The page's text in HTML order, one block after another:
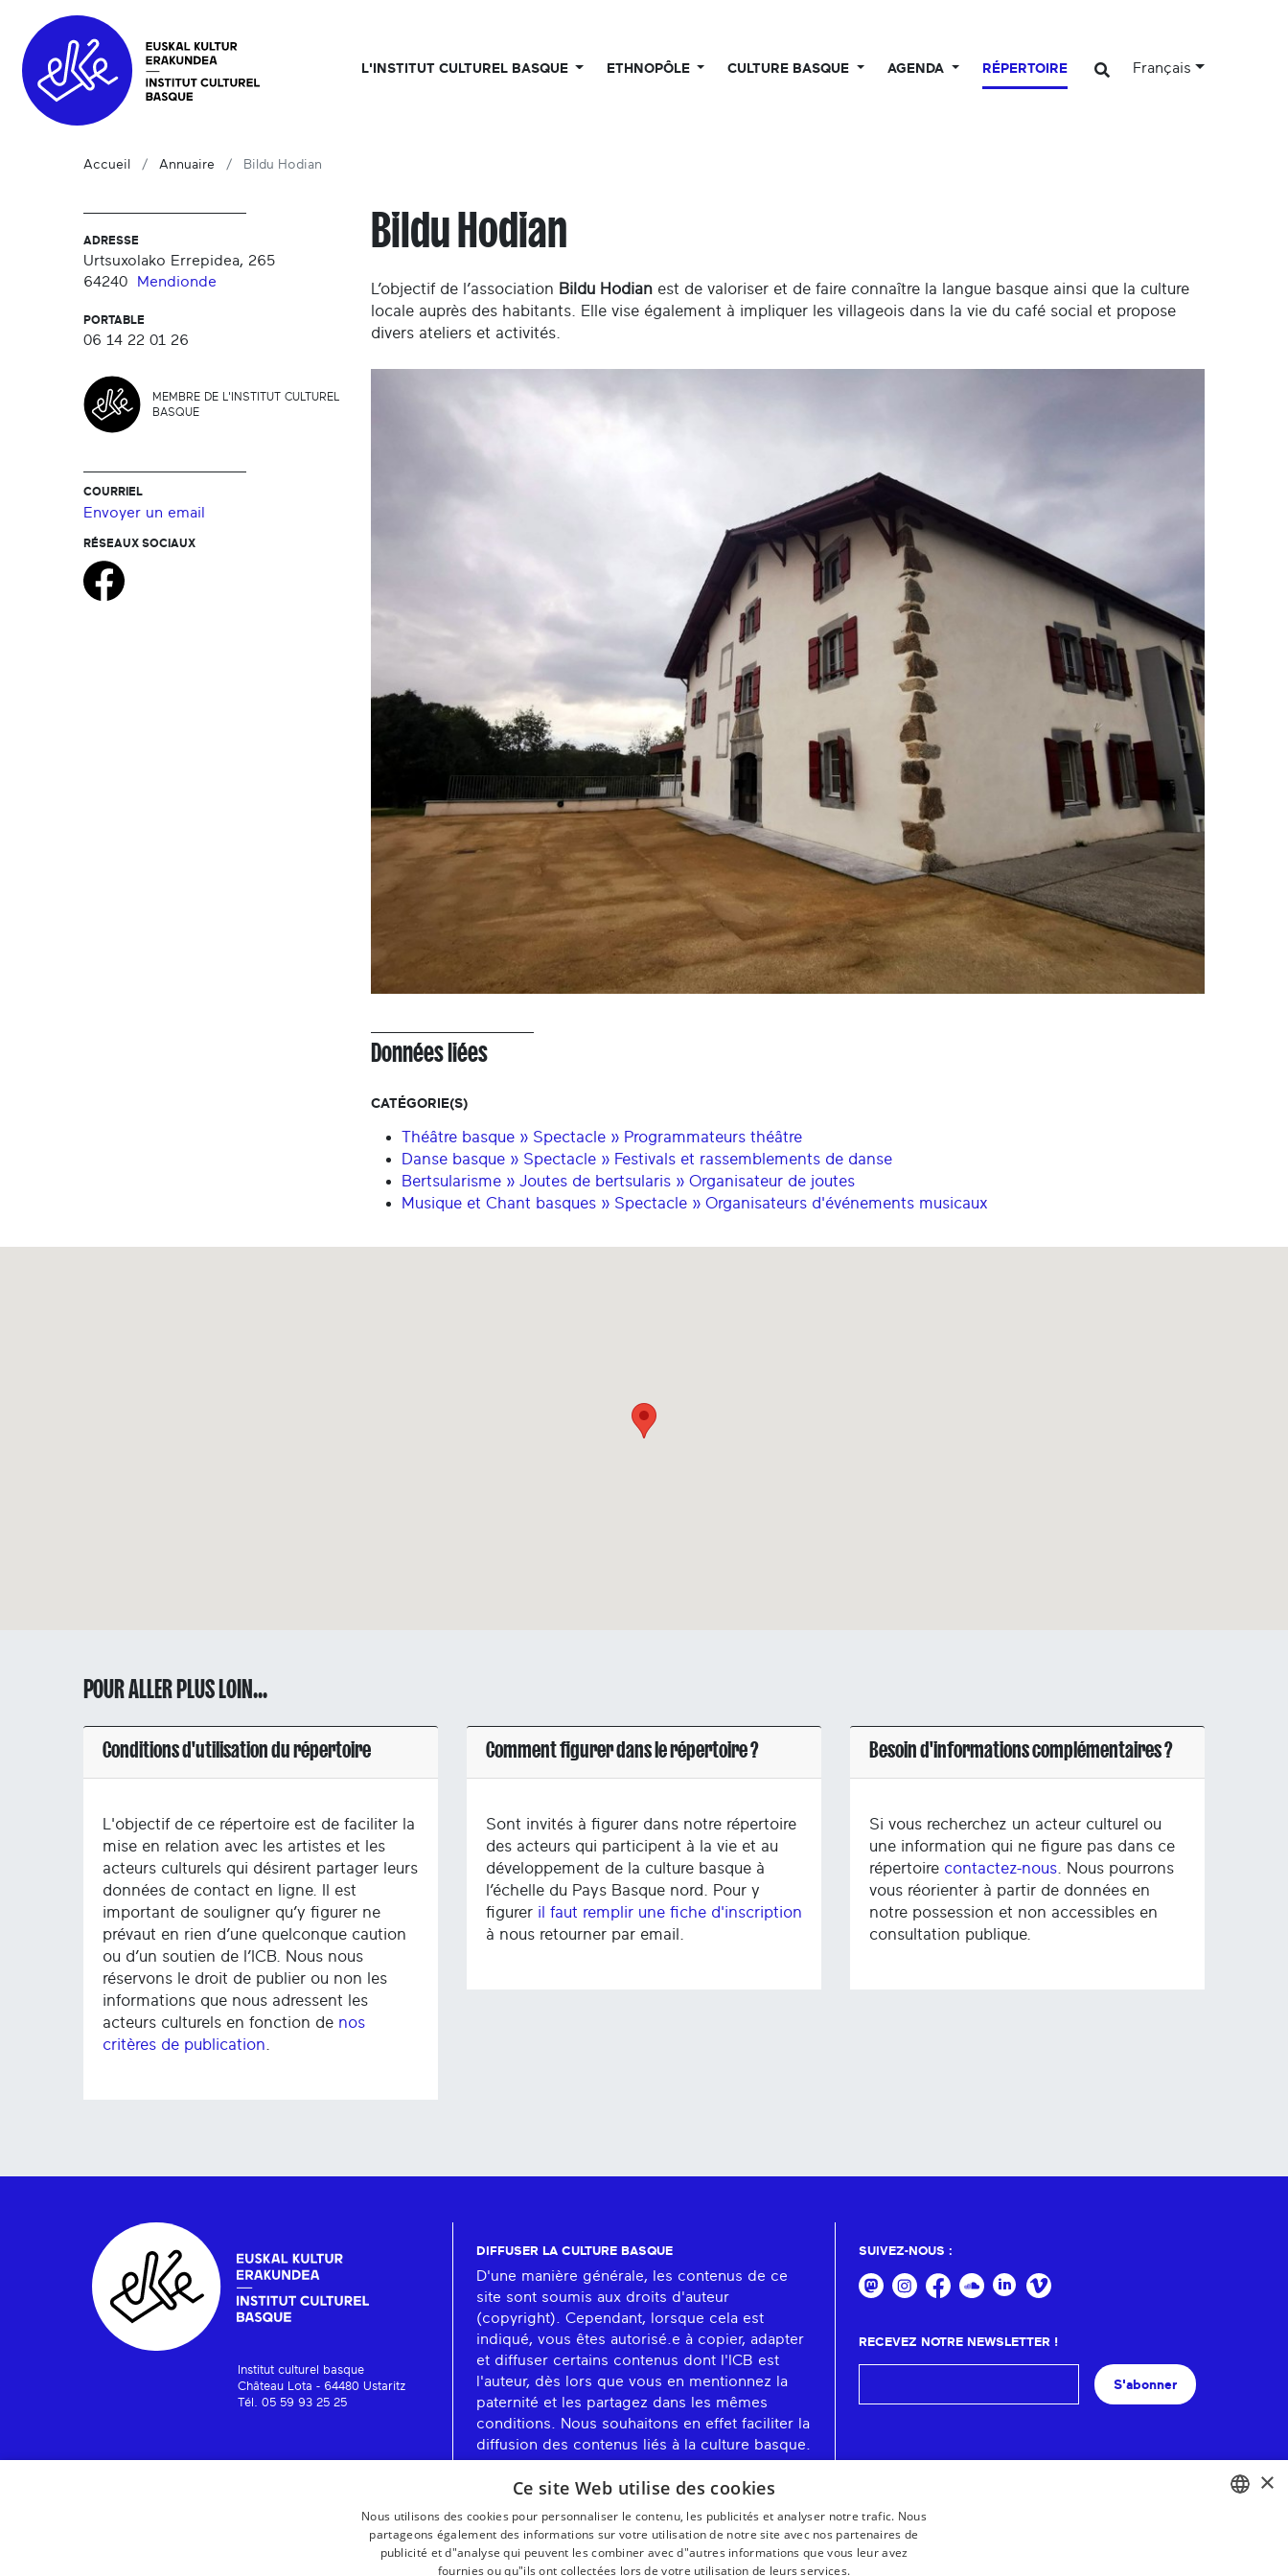
L'INSTITUT CULTUREL BASQUE ETHNOPÔLE CULTURE BASQUE AGENDA RÉPERTOIRE Français
Accueil Annuaire Bildu Hodian
ADRESSE
Urtsuxolako Errepidea, 265
64240
Mendionde
PORTABLE
06 14 22 01 26
MEMBRE DE L'INSTITUT CULTUREL
BASQUE
COURRIEL
Envoyer un email
RÉSEAUX SOCIAUX
Bildu Hodian
L’objectif de l’association Bildu Hodian est de valoriser et de faire connaître la langue basque ainsi que la culture
locale auprès des habitants. Elle vise également à impliquer les villageois dans la vie du café social et propose
divers ateliers et activités.
Données liées
CATÉGORIE(S)
Théâtre basque » Spectacle » Programmateurs théâtre
Danse basque » Spectacle » Festivals et rassemblements de danse
Bertsularisme » Joutes de bertsularis » Organisateur de joutes
Musique et Chant basques » Spectacle » Organisateurs d'événements musicaux
POUR ALLER PLUS LOIN...
Conditions d'utilisation du répertoire
L'objectif de ce répertoire est de faciliter la
mise en relation avec les artistes et les
acteurs culturels qui désirent partager leurs
données de contact en ligne. Il est
important de souligner qu’y figurer ne
prévaut en rien d’une quelconque caution
ou d’un soutien de l’ICB. Nous nous
réservons le droit de publier ou non les
informations que nous adressent les
acteurs culturels en fonction de nos
critères de publication
Comment figurer dans le répertoire ?
Sont invités à figurer dans notre répertoire
des acteurs qui participent à la vie et au
développement de la culture basque à
l’échelle du Pays Basque nord. Pour y
figurer il faut remplir une fiche d'inscription
à nous retourner par email.
Besoin d'informations complémentaires ?
Si vous recherchez un acteur culturel ou
une information qui ne figure pas dans ce
répertoire contactez-nous. Nous pourrons
vous réorienter à partir de données en
notre possession et non accessibles en
consultation publique.
Institut culturel basque
Château Lota - 64480 Ustaritz
Tél. 05 59 93 25 25
DIFFUSER LA CULTURE BASQUE
D'une manière générale, les contenus de ce
site sont soumis aux droits d'auteur
(copyright). Cependant, lorsque cela est
indiqué, vous êtes autorisé.e à copier, adapter
et diffuser certains contenus dont l'ICB est
l'auteur, dès lors que vous en mentionnez la
paternité et les partagez dans les mêmes
conditions. Nous souhaitons en effet faciliter la
diffusion des contenus liés à la culture basque.
En savoir plus
SUIVEZ-NOUS :
RECEVEZ NOTRE NEWSLETTER !
S'abonner
×
Ce site Web utilise des cookies
Nous utilisons des cookies pour personnaliser le contenu, les publicités et analyser notre trafic. Nous
partageons également des informations sur votre utilisation de notre site avec nos partenaires de
publicité et d"analyse qui peuvent les combiner avec d"autres informations que vous leur avez
fournies ou qu"ils ont collectées lors de votre utilisation de leurs services.